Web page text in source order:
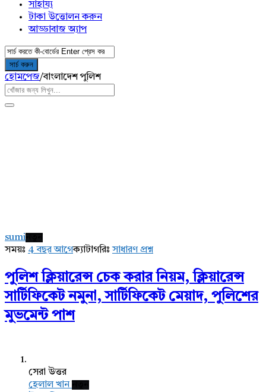
সাহায্য
টাকা উত্তোলন করুন
আড্ডাবাজ অ্যাপ
হোমপেজ/বাংলাদেশ পুলিশ
Latest
প্রশ্ন
sumi
সময়ঃ 4 বছর আগেক্যাটাগরিঃসাধারণ প্রশ্ন
পুলিশ ক্লিয়ারেন্স চেক করার নিয়ম, ক্লিয়ারেন্স
সার্টিফিকেট নমুনা, সার্টিফিকেট মেয়াদ, পুলিশের
মুভমেন্ট পাশ
সেরা উত্তর
হেলাল খান